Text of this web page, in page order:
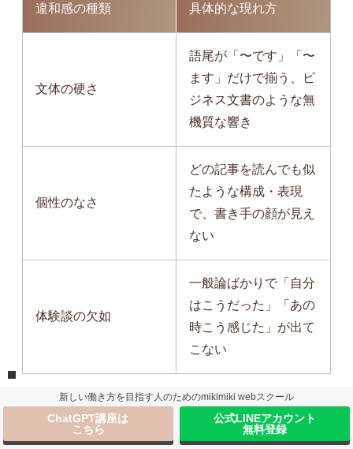
違和感の種類 具体的な現れ方
文体の硬さ
語尾が「〜です」「〜
ます」だけで揃う、ビ
ジネス文書のような無
機質な響き
個性のなさ
どの記事を読んでも似
たような構成・表現
で、書き手の顔が見え
ない
体験談の欠如
一般論ばかりで「自分
はこうだった」「あの
時こう感じた」が出て
こない
たとえば「ChatGPTは業務効率化に有効です。導入すること
新しい働き方を目指す人のためのmikimiki webスクール
ChatGPT講座は
こちら
公式LINEアカウント
無料登録